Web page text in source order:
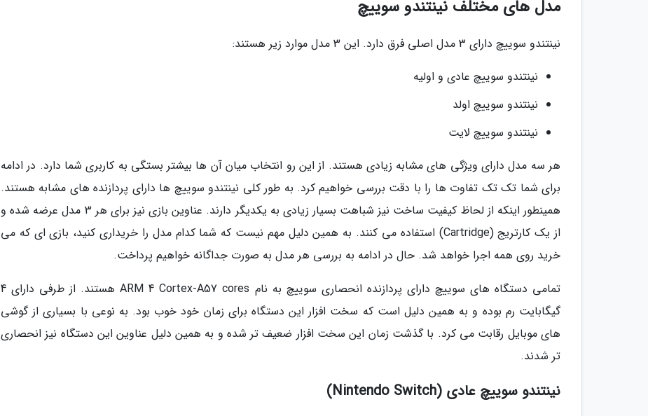
مدل های مختلف نینتندو سوییچ
نینتندو سوییچ دارای 3 مدل اصلی فرق دارد. این 3 مدل موارد زیر هستند:
نینتندو سوییچ عادی و اولیه
نینتندو سوییچ اولد
نینتندو سوییچ لایت
هر سه مدل دارای ویژگی های مشابه زیادی هستند. از این رو انتخاب میان آن ها بیشتر بستگی به کاربری شما دارد. در ادامه
برای شما تک تک تفاوت ها را با دقت بررسی خواهیم کرد. به طور کلی نینتندو سوییچ ها دارای پردازنده های مشابه هستند.
همینطور اینکه از لحاظ کیفیت ساخت نیز شباهت بسیار زیادی به یکدیگر دارند. عناوین بازی نیز برای هر 3 مدل عرضه شده و
از یک کارتریج (Cartridge) استفاده می کنند. به همین دلیل مهم نیست که شما کدام مدل را خریداری کنید، بازی ای که می
خرید روی همه اجرا خواهد شد. حال در ادامه به بررسی هر مدل به صورت جداگانه خواهیم پرداخت.
تمامی دستگاه های سوییچ دارای پردازنده انحصاری سوییچ به نام ARM 4 Cortex-A57 cores هستند. از طرفی دارای 4
گیگابایت رم بوده و به همین دلیل است که سخت افزار این دستگاه برای زمان خود خوب بود. به نوعی با بسیاری از گوشی
های موبایل رقابت می کرد. با گذشت زمان این سخت افزار ضعیف تر شده و به همین دلیل عناوین این دستگاه نیز انحصاری
تر شدند.
نینتندو سوییچ عادی (Nintendo Switch)